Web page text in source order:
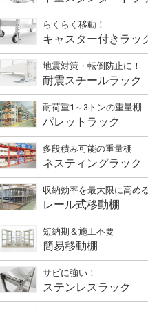
らくらく移動！
キャスター付きラッ
地震対策・転倒防止に！
耐震スチールラック
耐荷重1～3トンの重量棚
パレットラック
多段積み可能の重量棚
ネスティングラック
収納効率を最大限に高め
レール式移動棚
短納期＆施工不要
簡易移動棚
サビに強い！
ステンレスラック